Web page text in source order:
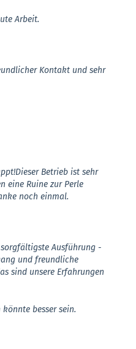
Arbeit.
Kontakt und sehr
Betrieb ist sehr
eine Ruine zur Perle
noch einmal.
Ausführung -
und freundliche
sind unsere Erfahrungen
besser sein.